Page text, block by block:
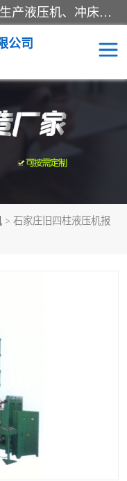
南通科达机床制造有限公司主要生产液压机、冲床、压力机等产品；本公司采用现代化企业的管理方法进行管理，立足于产品的质量管理，以优秀的品质、新颖的设计、合理的价格、完善的服务赢得广大客户的充分信赖和良好的口碑。领导层将运用科学管理方法及长期积累下来的经验和广泛领域吸取来新的技术不断调整产品结构，为市场提供精良的各类机械设备。企业将坚持与国内外各界朋友，真诚合作，共创辉煌。
公司
> 石家庄旧四柱液压机报
机